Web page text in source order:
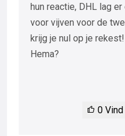
hun reactie, DHL lag
voor vijven voor de
krijg je nul op je
Hema?
0